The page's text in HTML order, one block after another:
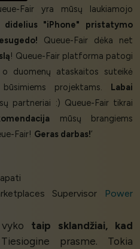
Fair yra mūsų laukiamojo
didelius "iPhone" pristatymo
Queue-Fair dėka net
! Queue-Fair platforma patogi
duomenų ataskaitos suteikė
būsimiems projektams. Labai
partneriai :) Queue-Fair tikrai
mūsų brangiems
Fair! Geras darbas!’
Supervisor
Power
taip sklandžiai, kad
prasme. Tokia